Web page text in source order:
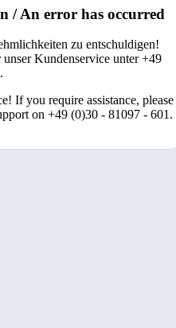
/ An error has occurred
zu entschuldigen!
Kundenservice unter +49
If you require assistance, please
on +49 (0)30 - 81097 - 601.